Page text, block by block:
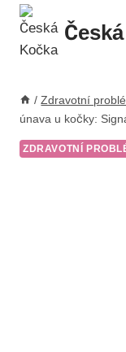
Přeskočit
obsah
/ Zdravotní
únava u kočky:
ZDRAVOTNÍ